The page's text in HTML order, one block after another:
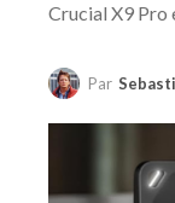
Crucial X9 Pro
Par